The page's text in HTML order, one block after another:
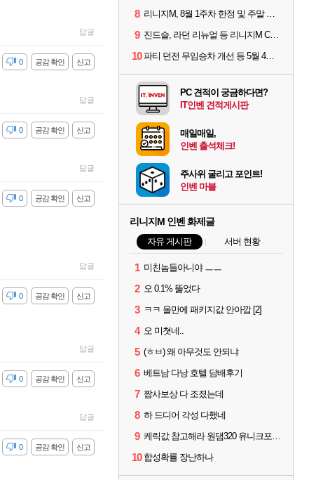
답글
신고
공감 확인
0
답글
신고
공감 확인
0
답글
신고
공감 확인
0
답글
신고
공감 확인
0
답글
신고
공감 확인
0
답글
신고
공감 확인
0
8 리니지M, 8월 1주차 한정 및 주말 제작 정보
9 진드슬, 라던 리뉴얼 등 리니지M ContiNew 업데이트 핵심 요약
10 파티 던전 무임승차 개선 등 5월 4주차 업데이트 이슈
PC 견적이 궁금하다면?
IT인벤 견적게시판
매일매일,
인벤 출석체크!
주사위 굴리고 포인트!
인벤 마블
리니지M 인벤 화제글
자유 게시판 서버 현황
1 미친놈들아니야 ㅡㅡ
2 오 0.1% 뚫었다
3 ㅋㅋ 올만에 패키지값 안아깝 [2]
4 오 미쳣네..
5 (ㅎㅂ) 왜 아무것도 안되냐
6 베트남 다낭 호텔 담배후기
7 짭사보상 다 조졌는데
8 하 드디어 각성 다했네
9 케릭값 참고해라 원댐320 유니크포함 풀 이동악세11 신변신인신성 풀문양5 풀수호성4
10 합성확률 장난하나